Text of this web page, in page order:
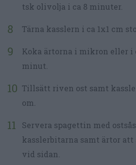
tsk olivolja i ca 8 minuter.
Tärna kasslern i ca 1x1 cm
Koka ärtorna i mikron eller i
minut.
Tillsätt riven ost samt
om.
Servera spagettin med
kasslerbitarna samt ärtor att
vid sidan.